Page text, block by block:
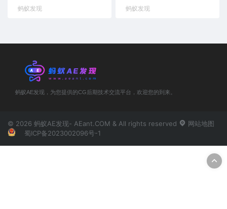
蚂蚁发现 蚂蚁发现
蚂蚁AE发现，为您提供的CG后期技术交流平台，欢迎您的到来。
© 2026 蚂蚁AE发现- AEant.COM & All rights reserved
网站地图
蜀ICP备2023002096号-1